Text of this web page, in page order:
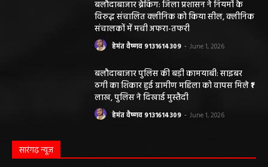
बलौदाबाजार ब्रेकिंग: जिला प्रशासन ने नियमों के
विरुद्ध संचालित क्लीनिक को किया सील, क्लीनिक
संचालकों में मची अफरा-तफरी
हेमंत वैष्णव 9131614309 - June 1, 2026
बलौदाबाजार पुलिस की बड़ी कामयाबी: साइबर
ठगी का शिकार हुई ग्रामीण महिला को वापस मिले ₹1
लाख, पुलिस ने दिखाई मुस्तैदी
हेमंत वैष्णव 9131614309 - June 1, 2026
सारंगढ़ न्यूज़